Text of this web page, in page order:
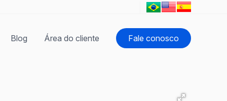
Fale conosco
Área do cliente
Blog